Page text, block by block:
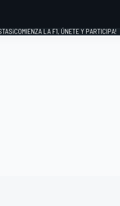
¡COMIENZA LA F1, ÚNETE Y PARTICIPA!